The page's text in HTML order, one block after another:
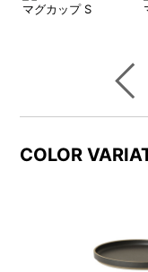
マグカップ S
COLOR